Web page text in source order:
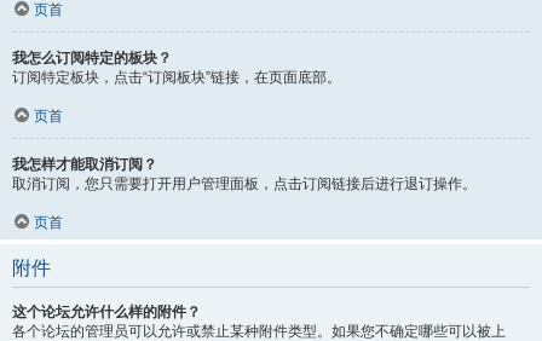
页首
我怎么订阅特定的板块？
订阅特定板块，点击“订阅板块”链接，在页面底部。
页首
我怎样才能取消订阅？
取消订阅，您只需要打开用户管理面板，点击订阅链接后进行退订操作。
页首
附件
这个论坛允许什么样的附件？
各个论坛的管理员可以允许或禁止某种附件类型。如果您不确定哪些可以被上